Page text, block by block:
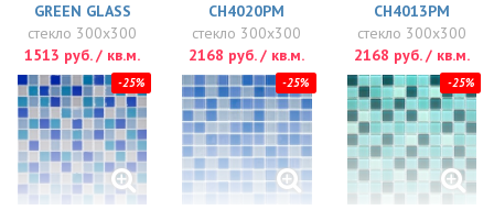
GREEN GLASS
стекло 300x300
1513 руб. / кв.м.
CH4020PM
стекло 300x300
2168 руб. / кв.м.
CH4013PM
стекло 300x300
2168 руб. / кв.м.
-25% -25% -25%